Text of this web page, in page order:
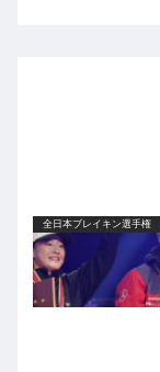
全日本ブレイキン選手権